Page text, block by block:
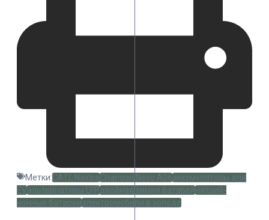
Метки:CATL NaxtraChangan Nevo A06аккумуляторы для
EVальтернативы LFPдвойная химия батарейнатрий-
ионные батареиэлектромобили в холоде